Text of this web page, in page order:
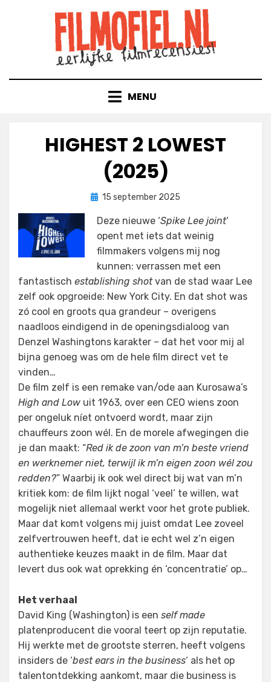
MENU
HIGHEST 2 LOWEST
(2025)
doorFilmofiel.nl
Geplaatst
15 september 2025
Deze nieuwe ‘Spike Lee joint‘
opent met iets dat weinig
filmmakers volgens mij nog
kunnen: verrassen met een
fantastisch establishing shotvan de stad waar Lee
zelf ook opgroeide: New York City. En dat shot was
zó cool en groots qua grandeur – overigens
naadloos eindigend in de openingsdialoog van
Denzel Washingtons karakter – dat het voor mij al
bijna genoeg was om de hele film direct vet te
vinden…
De film zelf is een remake van/ode aan Kurosawa’s
High and Low uit 1963, over een CEO wiens zoon
per ongeluk níet ontvoerd wordt, maar zijn
chauffeurs zoon wél. En de morele afwegingen die
je dan maakt: “Red ik de zoon van m’n beste vriend
en werknemer niet, terwijl ik m’n eigen zoon wél zou
redden?” Waarbij ik ook wel direct bij wat van m’n
kritiek kom: de film lijkt nogal ‘veel’ te willen, wat
mogelijk niet allemaal werkt voor het grote publiek.
Maar dat komt volgens mij juist omdat Lee zoveel
zelfvertrouwen heeft, dat ie echt wel z’n eigen
authentieke keuzes maakt in de film. Maar dat
levert dus ook wat oprekking én ‘concentratie’ op…
Het verhaal
David King (Washington) is een self made
platenproducent die vooral teert op zijn reputatie.
Hij werkte met de grootste sterren, heeft volgens
insiders de ‘best ears in the business‘ als het op
talentontdekking aankomt, maar die business is